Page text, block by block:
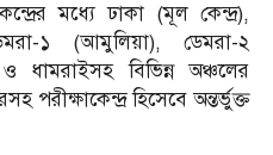
মধ্যে ঢাকা (মূল কেন্দ্র),
১ (আমুলিয়া), ডেমরা-২
ধামরাইসহ বিভিন্ন অঞ্চলের
পরীক্ষাকেন্দ্র হিসেবে অন্তর্ভুক্ত